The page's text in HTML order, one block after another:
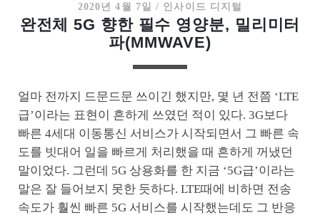
2020년 4월 7일 / 인사이드 디지털
완전체 5G 향한 필수 영양분, 밀리미터
파(MMWAVE)
얼마 전까지 드문드문 쓰이긴 했지만, 몇 년 전쯤 ‘LTE
급’이라는 표현이 흔하게 쓰였던 적이 있다. 3G보다
빠른 4세대 이동통신 서비스가 시작되면서 그 빠른 속
도를 빗대어 일을 빠르게 처리했을 때 흔하게 꺼냈던
말이었다. 그런데 5G 상용화를 한 지금 ‘5G급’이라는
말은 잘 들어보지 못한 듯하다. LTE때에 비하면 전송
속도가 훨씬 빠른 5G 서비스를 시작했는데도 그 반응